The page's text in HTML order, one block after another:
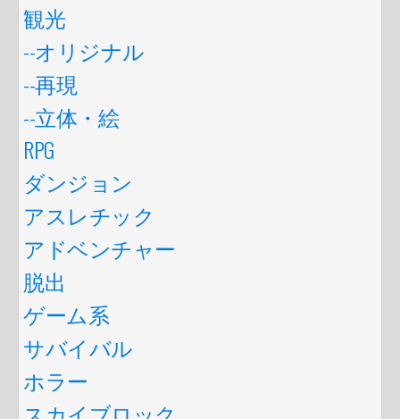
観光
--オリジナル
--再現
--立体・絵
RPG
ダンジョン
アスレチック
アドベンチャー
脱出
ゲーム系
サバイバル
ホラー